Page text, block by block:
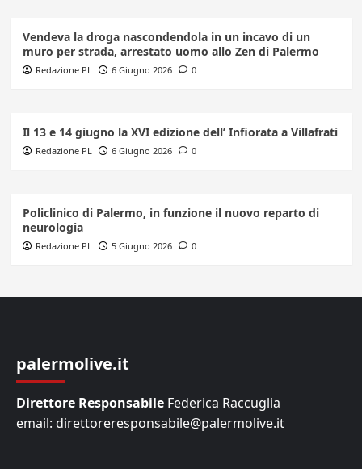
Vendeva la droga nascondendola in un incavo di un
muro per strada, arrestato uomo allo Zen di Palermo
Redazione PL 6 Giugno 2026 0
Il 13 e 14 giugno la XVI edizione dell’ Infiorata a Villafrati
Redazione PL 6 Giugno 2026 0
Policlinico di Palermo, in funzione il nuovo reparto di
neurologia
Redazione PL 5 Giugno 2026 0
palermolive.it
Direttore Responsabile Federica Raccuglia
email: direttoreresponsabile@palermolive.it